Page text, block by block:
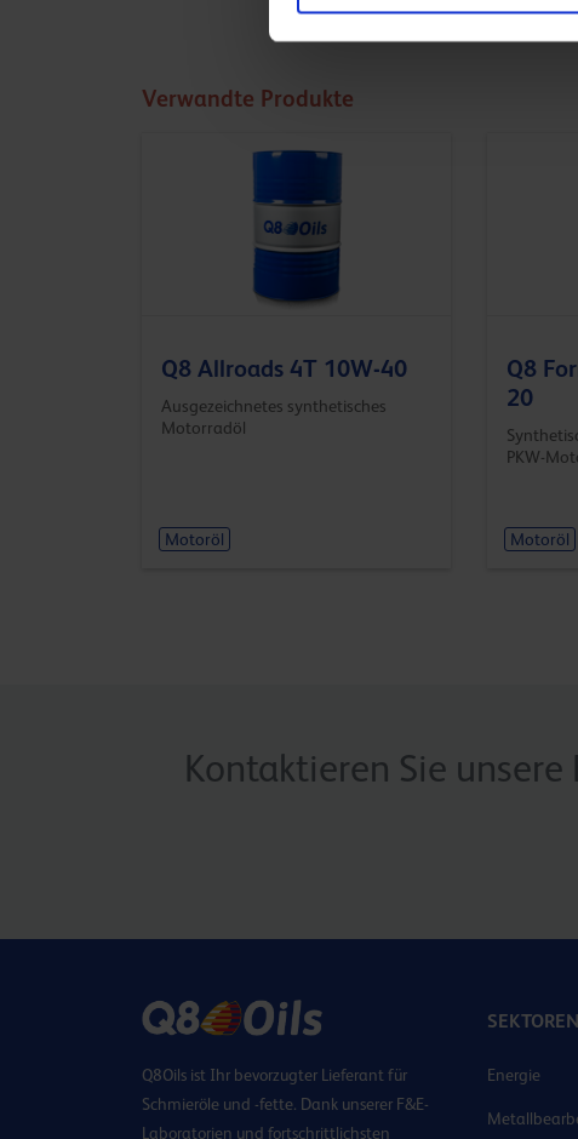
Verwandte Produkte
Q8 Allroads 4T 10W-40
Ausgezeichnetes synthetisches
Motorradöl
Motoröl
Q8
20
PKW-
Motoröl
Kontaktieren Sie
Q8Oils ist Ihr bevorzugter Lieferant für
Schmieröle und -fette. Dank unserer F&E-
Laboratorien und fortschrittlichsten
SEKTOREN
Energie